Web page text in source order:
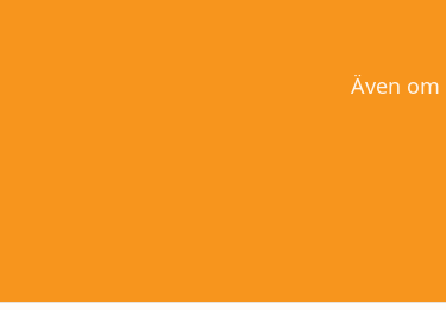
Även om